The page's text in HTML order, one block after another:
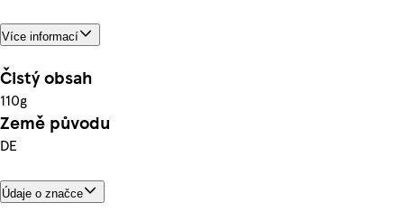
Více informací
Čistý obsah
110g
Země původu
DE
Údaje o značce